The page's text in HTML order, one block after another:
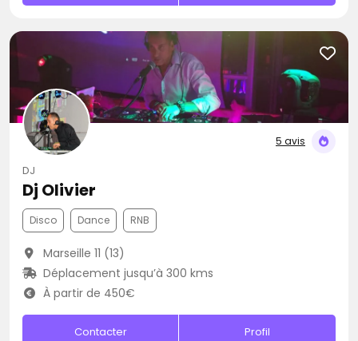
5 avis
DJ
Dj Olivier
Disco Dance RNB
Marseille 11 (13)
Déplacement jusqu’à 300 kms
À partir de 450€
Contacter Profil